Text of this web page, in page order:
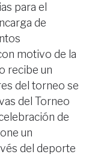
para el
de
motivo de la
recibe un
del torneo se
del Torneo
de
un
del deporte